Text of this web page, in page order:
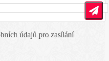
údajů pro zasílání